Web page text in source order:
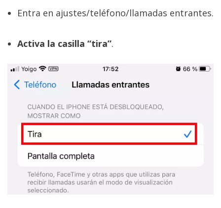
Entra en ajustes/teléfono/llamadas entrantes.
Activa la casilla “tira”.